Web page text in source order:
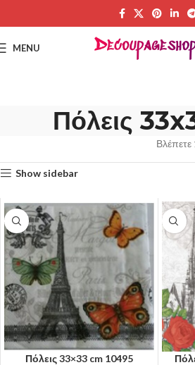
MENU
Πόλεις
Show sidebar
Πόλεις 33×33 cm 10495